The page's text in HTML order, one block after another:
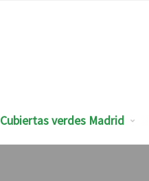
Cubiertas verdes Madrid